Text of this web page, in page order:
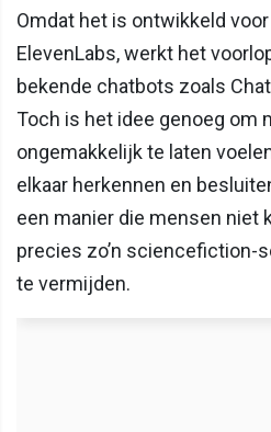
Omdat het is ontwikkeld
ElevenLabs, werkt het
bekende chatbots zoals
Toch is het idee genoeg om
ongemakkelijk te laten
elkaar herkennen en
een manier die mensen niet
precies zo’n sciencefiction-
te vermijden.